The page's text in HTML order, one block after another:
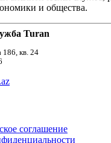
и общества.
Turan
186, кв. 24
соглашение